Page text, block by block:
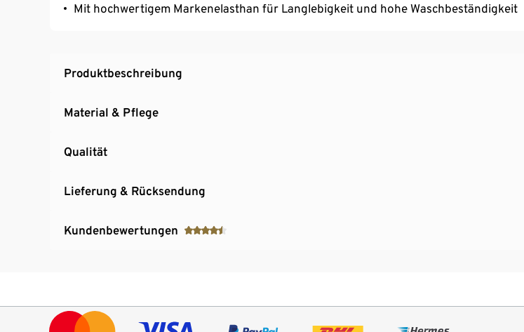
Mit hochwertigem Markenelasthan für Langlebigkeit und hohe Waschbeständigkeit
Produktbeschreibung
Material & Pflege
Qualität
Lieferung & Rücksendung
Kundenbewertungen